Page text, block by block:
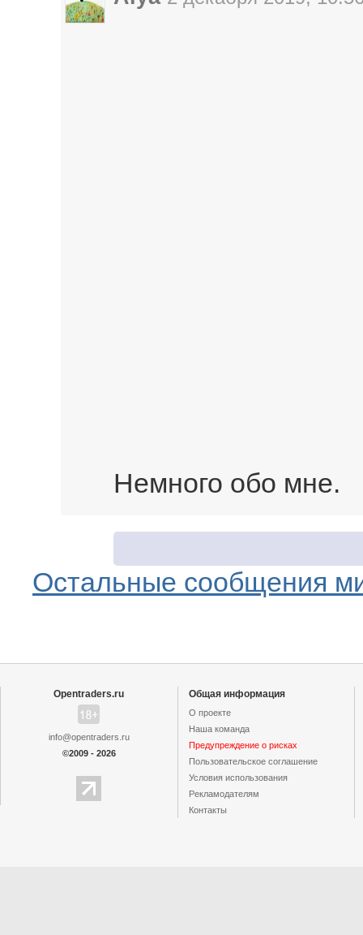
Немного обо мне.
Остальные сообщения
Opentraders.ru
info@opentraders.ru
©2009 - 2026
Общая информация
О проекте
Наша команда
Предупреждение о рисках
Пользовательское cоглашение
Условия использования
Рекламодателям
Контакты